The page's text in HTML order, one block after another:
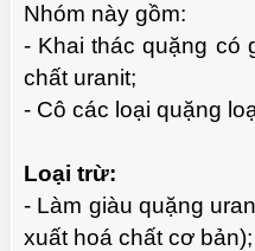
Nhóm này gồm:
- Khai thác quặng có
chất uranit;
- Cô các loại quặng
Loại trừ:
- Làm giàu quặng
xuất hoá chất cơ bản);